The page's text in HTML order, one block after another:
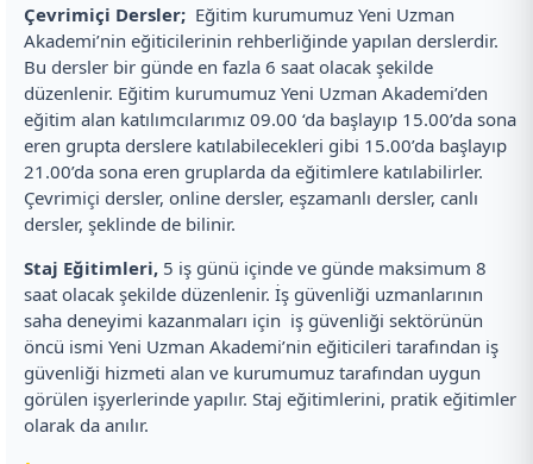
Çevrimiçi Dersler; Eğitim kurumumuz Yeni Uzman
Akademi’nin eğiticilerinin rehberliğinde yapılan derslerdir.
Bu dersler bir günde en fazla 6 saat olacak şekilde
düzenlenir. Eğitim kurumumuz Yeni Uzman Akademi’den
eğitim alan katılımcılarımız 09.00 ‘da başlayıp 15.00’da sona
eren grupta derslere katılabilecekleri gibi 15.00’da başlayıp
21.00’da sona eren gruplarda da eğitimlere katılabilirler.
Çevrimiçi dersler, online dersler, eşzamanlı dersler, canlı
dersler, şeklinde de bilinir.
Staj Eğitimleri, 5 iş günü içinde ve günde maksimum 8
saat olacak şekilde düzenlenir. İş güvenliği uzmanlarının
saha deneyimi kazanmaları için iş güvenliği sektörünün
öncü ismi Yeni Uzman Akademi’nin eğiticileri tarafından iş
güvenliği hizmeti alan ve kurumumuz tarafından uygun
görülen işyerlerinde yapılır. Staj eğitimlerini, pratik eğitimler
olarak da anılır.